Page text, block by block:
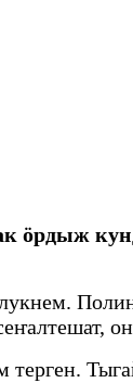
ӧрдыж